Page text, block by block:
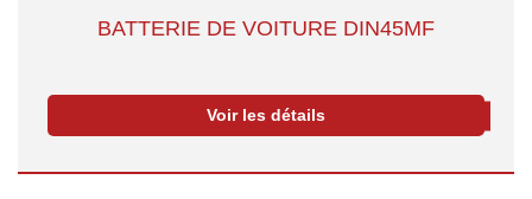
BATTERIE DE VOITURE DIN45MF
Voir les détails